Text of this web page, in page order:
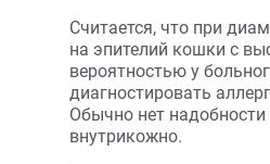
Считается, что при
на эпителий кошки с
вероятностью у
диагностировать
Обычно нет
внутрикожно.